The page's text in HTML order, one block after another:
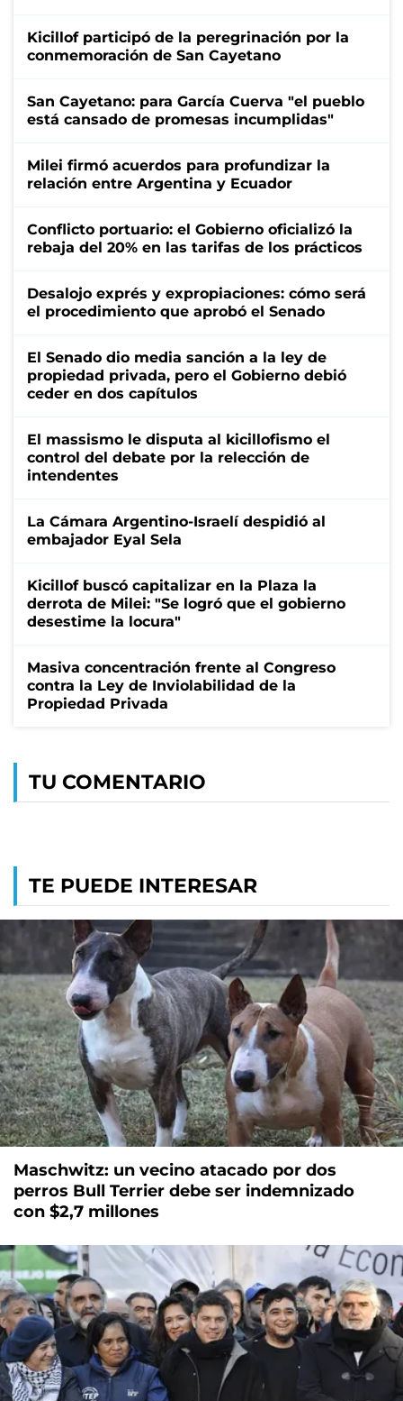
Kicillof participó de la peregrinación por la
conmemoración de San Cayetano
San Cayetano: para García Cuerva "el pueblo
está cansado de promesas incumplidas"
Milei firmó acuerdos para profundizar la
relación entre Argentina y Ecuador
Conflicto portuario: el Gobierno oficializó la
rebaja del 20% en las tarifas de los prácticos
Desalojo exprés y expropiaciones: cómo será
el procedimiento que aprobó el Senado
El Senado dio media sanción a la ley de
propiedad privada, pero el Gobierno debió
ceder en dos capítulos
El massismo le disputa al kicillofismo el
control del debate por la relección de
intendentes
La Cámara Argentino-Israelí despidió al
embajador Eyal Sela
Kicillof buscó capitalizar en la Plaza la
derrota de Milei: "Se logró que el gobierno
desestime la locura"
Masiva concentración frente al Congreso
contra la Ley de Inviolabilidad de la
Propiedad Privada
TU COMENTARIO
TE PUEDE INTERESAR
Maschwitz: un vecino atacado por dos
perros Bull Terrier debe ser indemnizado
con $2,7 millones